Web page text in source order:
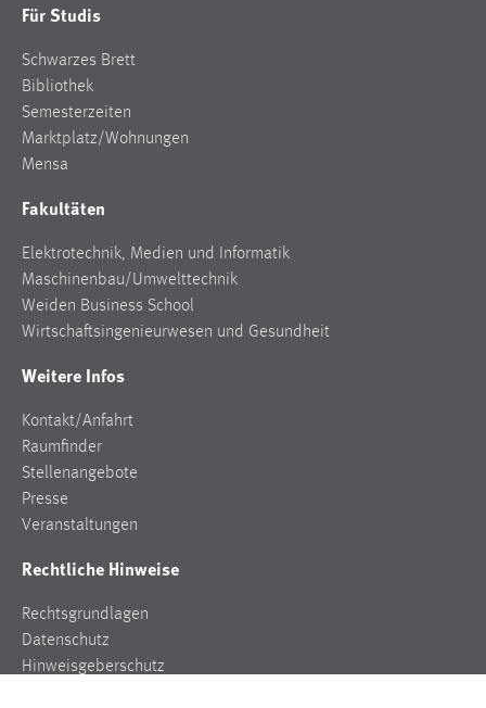
Für Studis
Schwarzes Brett
Bibliothek
Semesterzeiten
Marktplatz/Wohnungen
Mensa
Fakultäten
Elektrotechnik, Medien und Informatik
Maschinenbau/Umwelttechnik
Weiden Business School
Wirtschaftsingenieurwesen und Gesundheit
Weitere Infos
Kontakt/Anfahrt
Raumfinder
Stellenangebote
Presse
Veranstaltungen
Rechtliche Hinweise
Rechtsgrundlagen
Datenschutz
Hinweisgeberschutz